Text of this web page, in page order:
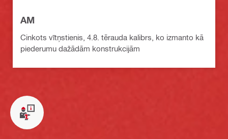
AM
Cinkots vītņstienis, 4.8. tērauda kalibrs, ko izmanto kā
piederumu dažādām konstrukcijām